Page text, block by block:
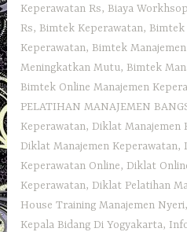
Keperawatan Rs, Biaya
Rs, Bimtek Keperawatan, Bimtek
Keperawatan, Bimtek
Meningkatkan Mutu, Bimtek
Bimtek Online Manajemen
PELATIHAN MANAJEMEN
Keperawatan,Diklat Manajemen
Diklat Manajemen Keperawatan,
Keperawatan Online,Diklat
Keperawatan,Diklat Pelatihan
House Training Manajemen Nyeri,
Kepala Bidang Di Yogyakarta,